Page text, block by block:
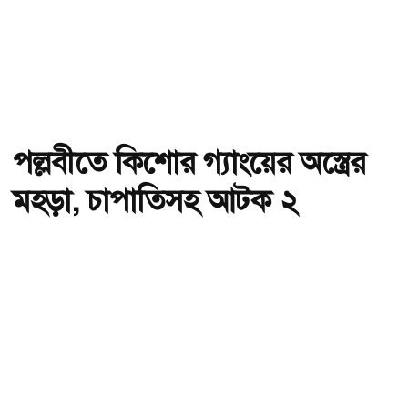
পল্লবীতে কিশোর গ্যাংয়ের অস্ত্রের
মহড়া, চাপাতিসহ আটক ২